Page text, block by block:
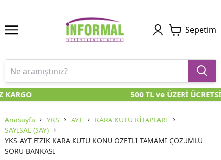
Sepetim
500 TL ve ÜZERİ
Anasayfa YKS AYT
KARA KUTU KİTAPLARI
SAYISAL (SAY)
YKS-AYT FİZİK KARA KUTU KONU ÖZETLİ TAMAMI ÇÖZÜMLÜ
SORU BANKASI